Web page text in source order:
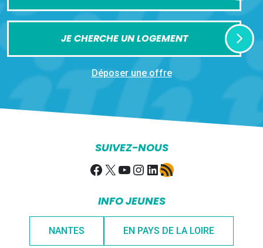
JE CHERCHE UN LOGEMENT
Déposer une offre
SUIVEZ-NOUS
Facebook
X YouTube
Instagram
LinkedIn
Flux RSS
INFO JEUNES
NANTES EN PAYS DE LA LOIRE